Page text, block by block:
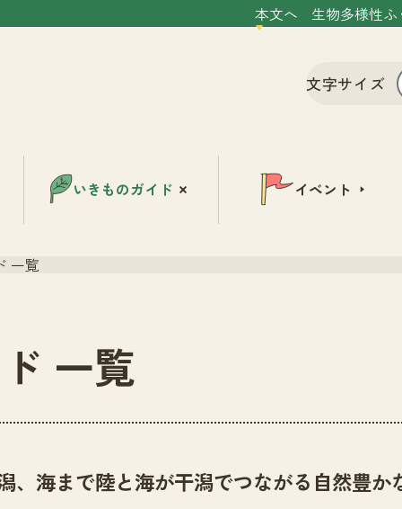
本文へ 生物多様性
文字サイズ
いきものガイド イベント
一覧
一覧
、海まで陸と海が干潟でつながる自然豊か